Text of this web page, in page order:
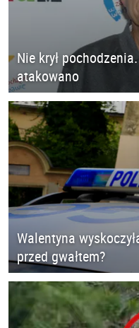
Nie krył
atakowano
Walentyna
przed gwałtem?